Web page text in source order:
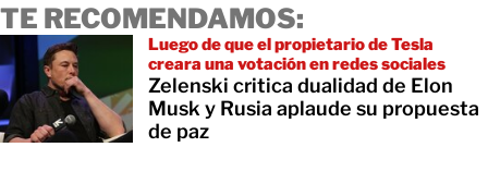
TE RECOMENDAMOS:
Luego de que el propietario de Tesla
creara una votación en redes sociales
Zelenski critica dualidad de Elon
Musk y Rusia aplaude su propuesta
de paz